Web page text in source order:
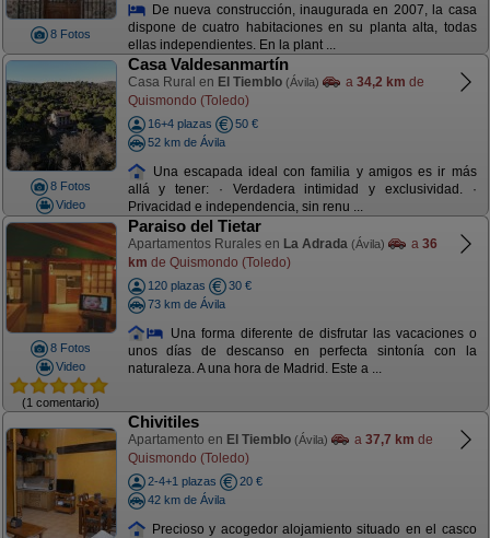
8 Fotos
De nueva construcción, inaugurada en 2007, la casa
dispone de cuatro habitaciones en su planta alta, todas
ellas independientes. En la plant ...
8 Fotos
Video
Casa Valdesanmartín
Casa Rural en El Tiemblo (Ávila) a 34,2 km de
Quismondo (Toledo)
16+4 plazas
50 €
52 km de Ávila
Una escapada ideal con familia y amigos es ir más
allá y tener: · Verdadera intimidad y exclusividad. ·
Privacidad e independencia, sin renu ...
8 Fotos
Video
(1 comentario)
Paraiso del Tietar
Apartamentos Rurales en La Adrada (Ávila) a 36
km de Quismondo (Toledo)
120 plazas
30 €
73 km de Ávila
Una forma diferente de disfrutar las vacaciones o
unos días de descanso en perfecta sintonía con la
naturaleza. A una hora de Madrid. Este a ...
Chivitiles
Apartamento en El Tiemblo (Ávila) a 37,7 km de
Quismondo (Toledo)
2-4+1 plazas
20 €
42 km de Ávila
Precioso y acogedor alojamiento situado en el casco